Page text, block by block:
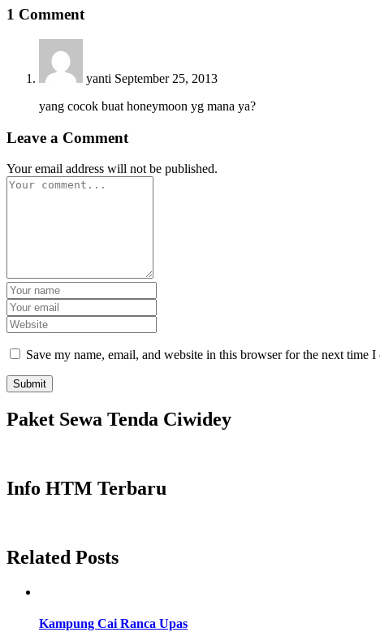
1 Comment
yanti September 25, 2013
yang cocok buat honeymoon yg mana ya?
Leave a Comment
Your email address will not be published.
Save my name, email, and website in this browser for the next time I
Paket Sewa Tenda Ciwidey
Info HTM Terbaru
Related Posts
Kampung Cai Ranca Upas